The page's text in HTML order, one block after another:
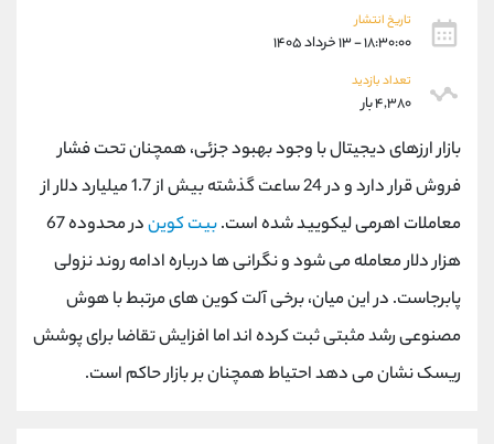
تاریخ انتشار
۱۸:۳۰:۰۰ - ۱۳ خرداد ۱۴۰۵
تعداد بازدید
۴,۳۸۰ بار
بازار ارزهای دیجیتال با وجود بهبود جزئی، همچنان تحت فشار
فروش قرار دارد و در 24 ساعت گذشته بیش از 1.7 میلیارد دلار از
معاملات اهرمی لیکویید شده است.بیت کوین
در محدوده 67
هزار دلار معامله می شود و نگرانی ها درباره ادامه روند نزولی
پابرجاست. در این میان، برخی آلت کوین های مرتبط با هوش
مصنوعی رشد مثبتی ثبت کرده اند اما افزایش تقاضا برای پوشش
ریسک نشان می دهد احتیاط همچنان بر بازار حاکم است.
تلگرام
داخلی
اطلاعات تماس
تلفن 021-22021030
بدون پیش شماره 90001030
اینستاگرام @alireza.mehrabii
کانال تلگرام @alirezamehrabi_com